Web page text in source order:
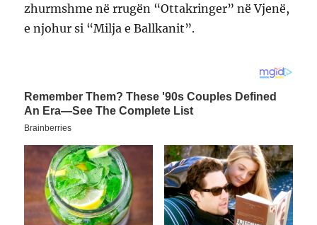
zhurmshme në rrugën “Ottakringer” në Vjenë,
e njohur si “Milja e Ballkanit”.